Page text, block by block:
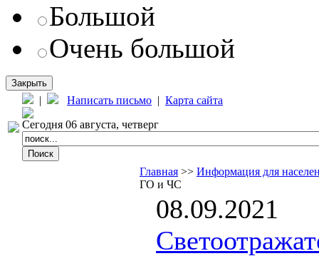
Большой
Очень большой
Закрыть
| Написать письмо | Карта сайта
Сегодня 06 августа, четверг
Главная >> Информация для
ГО и ЧС
08.09.2021